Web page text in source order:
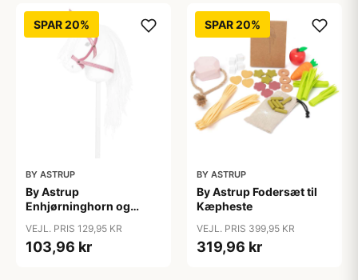
SPAR 20%
BY ASTRUP
By Astrup
Enhjørninghorn og
VEJL. PRIS 129,95 KR
103,96 kr
SPAR 20%
BY ASTRUP
By Astrup Fodersæt til
Kæpheste
VEJL. PRIS 399,95 KR
319,96 kr